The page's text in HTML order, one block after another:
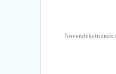
Növendékeinknek